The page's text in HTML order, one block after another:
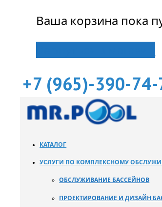
Ваша корзина пока
+7 (965)-390-
КАТАЛОГ
УСЛУГИ ПО КОМПЛЕКСНОМУ
ОБСЛУЖИВАНИЕ БАССЕЙНОВ
ПРОЕКТИРОВАНИЕ И ДИЗАЙН